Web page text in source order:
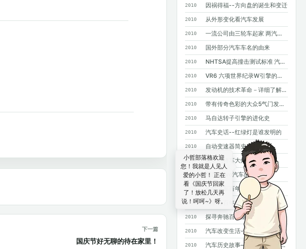
2010 因祸得福--方向盘的诞生和变迁
2010 从外形变化看汽车发展
2010 一流公司由三轮车起家 两汽车巨人造就奔驰
2010 国外部分汽车车名的由来
2010 NHTSA提高撞击测试标准 汽车安全要求进一步提高
2010 VR6 六项世界纪录W引擎的基础
2010 发动机的技术革命－详细了解GDI
2010 带有传奇色彩的大众5气门发动机
2010 马自达转子引擎的进化史
2010 汽车史话--红绿灯是谁发明的
2010 自动变速器简史
2010 未来的轿车大灯
2010 四款Volvo汽车的诞生
2010 福特汽车百年大事记
2010 菲亚特百年史
2010 探寻奔驰百年基因--斯图加特奔驰总部采访手记
2010 汽车改变生活--汽车发明100年史话
2010 汽车历史故事——MPV风雨20年
下一篇
国庆节好无聊的待在家里！
小哲部落格欢迎
您！我就是人见人
爱的小哲！ 正在
看《国庆节回家
了！放松几天再
说！呵呵~》呀。